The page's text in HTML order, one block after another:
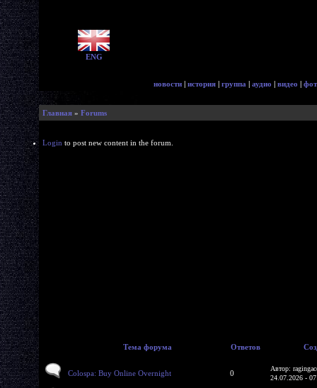
ENG
новости | история | группа | аудио | видео |
Главная » Forums
Login to post new content in the forum.
Тема форума Ответов
Colospa: Buy Online Overnight 0
Автор:
24.07.2026 -